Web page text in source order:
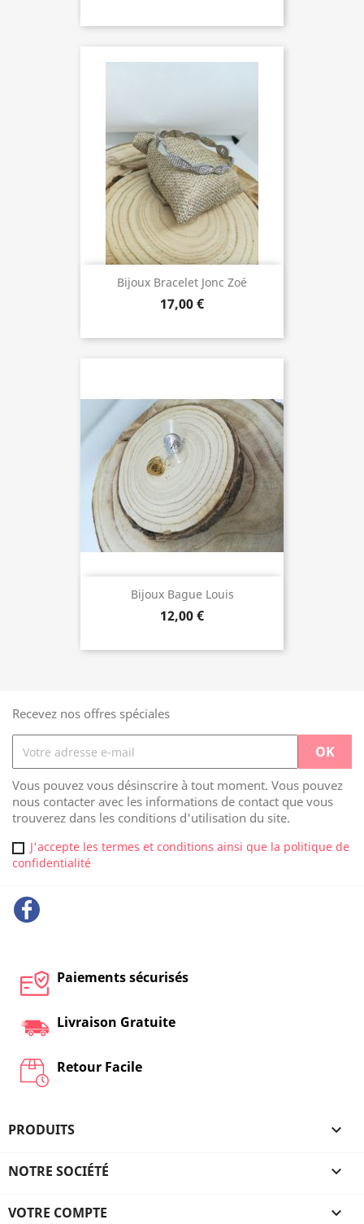
Bijoux Bracelet Jonc Zoé
17,00 €
Bijoux Bague Louis
12,00 €
Recevez nos offres spéciales
Vous pouvez vous désinscrire à tout moment. Vous pouvez
nous contacter avec les informations de contact que vous
trouverez dans les conditions d'utilisation du site.
J'accepte les termes et conditions ainsi que la politique de
confidentialité
Paiements sécurisés
Livraison Gratuite
Retour Facile
PRODUITS 
NOTRE SOCIÉTÉ 
VOTRE COMPTE 